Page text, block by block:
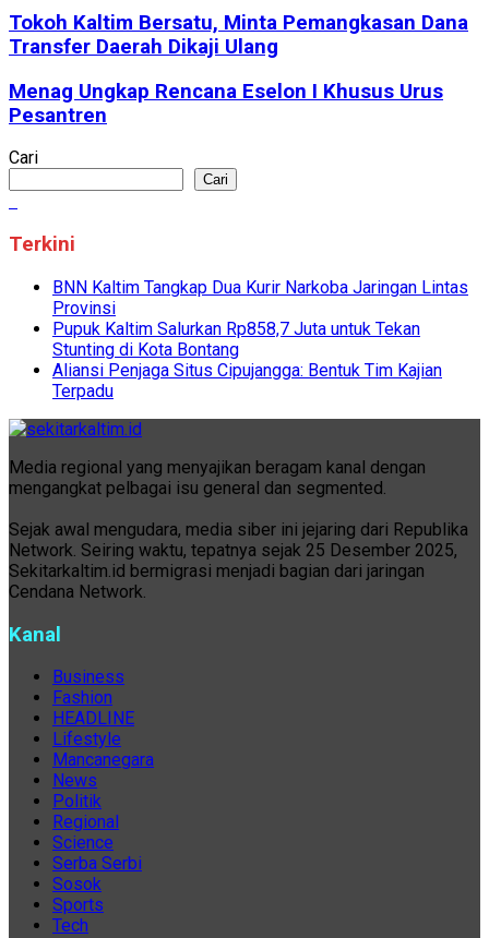
Tokoh Kaltim Bersatu, Minta Pemangkasan Dana
Transfer Daerah Dikaji Ulang
Menag Ungkap Rencana Eselon I Khusus Urus
Pesantren
Cari
Cari
Terkini
BNN Kaltim Tangkap Dua Kurir Narkoba Jaringan Lintas
Provinsi
Pupuk Kaltim Salurkan Rp858,7 Juta untuk Tekan
Stunting di Kota Bontang
Aliansi Penjaga Situs Cipujangga: Bentuk Tim Kajian
Terpadu
Media regional yang menyajikan beragam kanal dengan
mengangkat pelbagai isu general dan segmented.
Sejak awal mengudara, media siber ini jejaring dari Republika
Network. Seiring waktu, tepatnya sejak 25 Desember 2025,
Sekitarkaltim.id bermigrasi menjadi bagian dari jaringan
Cendana Network.
Kanal
Business
Fashion
HEADLINE
Lifestyle
Mancanegara
News
Politik
Regional
Science
Serba Serbi
Sosok
Sports
Tech